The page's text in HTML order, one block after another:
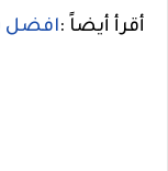
أقرأ أيضاً :افضل